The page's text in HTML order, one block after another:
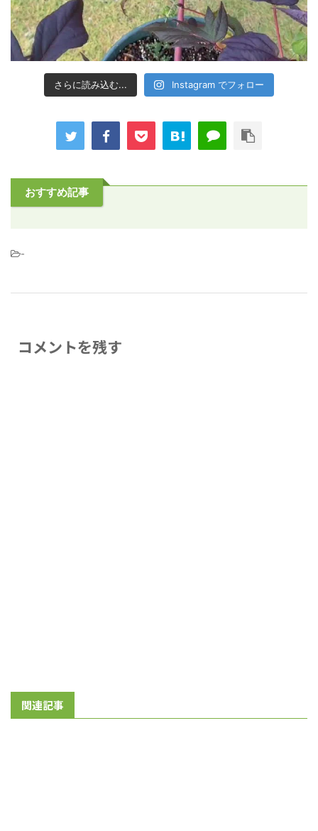
さらに読み込む... Instagram でフォロー
おすすめ記事
-
コメントを残す
関連記事